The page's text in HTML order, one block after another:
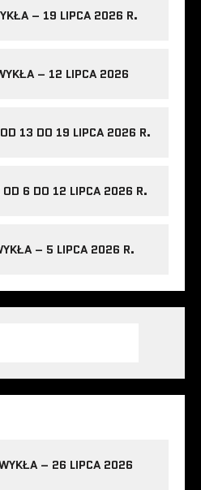
– 19 LIPCA 2026 R.
– 12 LIPCA 2026
13 DO 19 LIPCA 2026 R.
OD 6 DO 12 LIPCA 2026 R.
– 5 LIPCA 2026 R.
– 26 LIPCA 2026